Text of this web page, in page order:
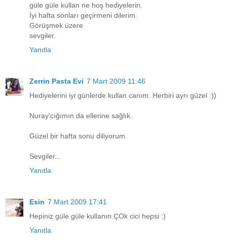
güle güle kullan ne hoş hediyelerin.
İyi hafta sonları geçirmeni dilerim.
Görüşmek üzere
sevgiler.
Yanıtla
Zerrin Pasta Evi 7 Mart 2009 11:46
Hediyelerini iyi günlerde kullan canım. Herbiri ayrı güzel :))
Nuray'cığımın da ellerine sağlık.
Güzel bir hafta sonu diliyorum.
Sevgiler...
Yanıtla
Esin 7 Mart 2009 17:41
Hepiniz güle güle kullanın.ÇOk cici hepsi :)
Yanıtla